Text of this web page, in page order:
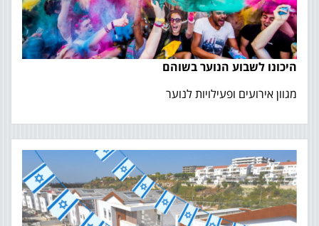
היכונו לשבוע הנוער בשוהם
מגוון אירועים ופעילויות לנוער